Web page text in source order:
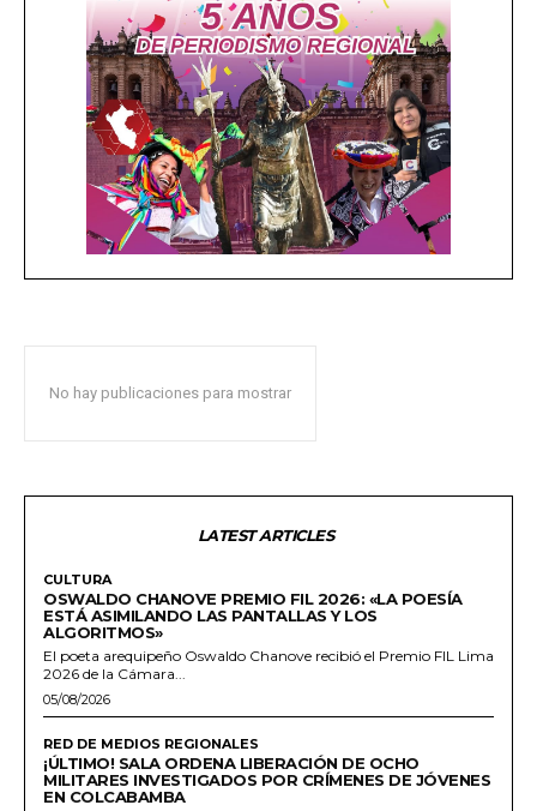
No hay publicaciones para mostrar
LATEST ARTICLES
CULTURA
OSWALDO CHANOVE PREMIO FIL 2026: «LA POESÍA
ESTÁ ASIMILANDO LAS PANTALLAS Y LOS
ALGORITMOS»
El poeta arequipeño Oswaldo Chanove recibió el Premio FIL Lima
2026 de la Cámara...
05/08/2026
RED DE MEDIOS REGIONALES
¡ÚLTIMO! SALA ORDENA LIBERACIÓN DE OCHO
MILITARES INVESTIGADOS POR CRÍMENES DE JÓVENES
EN COLCABAMBA